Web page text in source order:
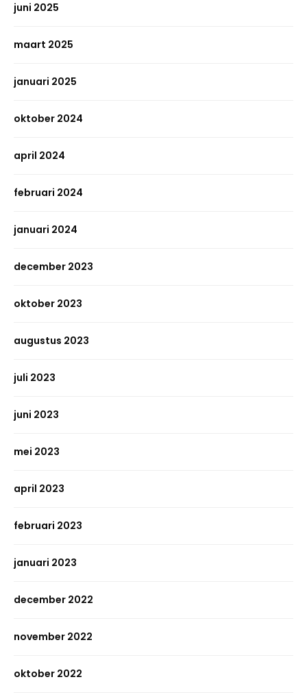
juni 2025
maart 2025
januari 2025
oktober 2024
april 2024
februari 2024
januari 2024
december 2023
oktober 2023
augustus 2023
juli 2023
juni 2023
mei 2023
april 2023
februari 2023
januari 2023
december 2022
november 2022
oktober 2022